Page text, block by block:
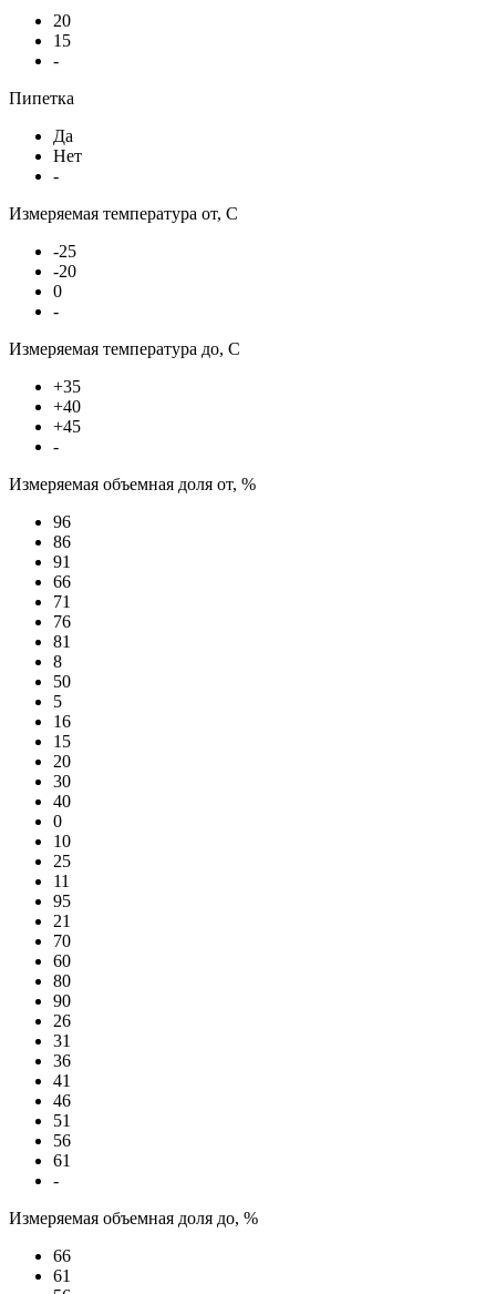
20
15
-
Пипетка
Да
Нет
-
Измеряемая температура от, С
-25
-20
0
-
Измеряемая температура до, С
+35
+40
+45
-
Измеряемая объемная доля от, %
96
86
91
66
71
76
81
8
50
5
16
15
20
30
40
0
10
25
11
95
21
70
60
80
90
26
31
36
41
46
51
56
61
-
Измеряемая объемная доля до, %
66
61